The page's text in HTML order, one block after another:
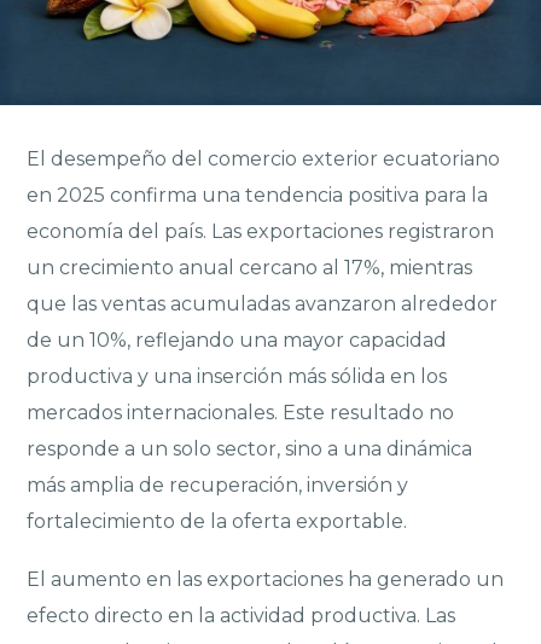
El desempeño del comercio exterior ecuatoriano
en 2025 confirma una tendencia positiva para la
economía del país. Las exportaciones registraron
un crecimiento anual cercano al 17%, mientras
que las ventas acumuladas avanzaron alrededor
de un 10%, reflejando una mayor capacidad
productiva y una inserción más sólida en los
mercados internacionales. Este resultado no
responde a un solo sector, sino a una dinámica
más amplia de recuperación, inversión y
fortalecimiento de la oferta exportable.
El aumento en las exportaciones ha generado un
efecto directo en la actividad productiva. Las